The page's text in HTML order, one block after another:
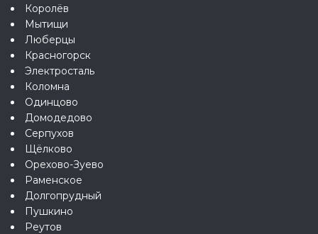
Королёв
Мытищи
Люберцы
Красногорск
Электросталь
Коломна
Одинцово
Домодедово
Серпухов
Щёлково
Орехово-Зуево
Раменское
Долгопрудный
Пушкино
Реутов